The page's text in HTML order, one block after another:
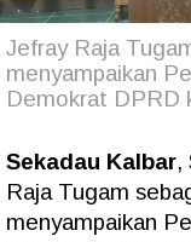
Jefray Raja
menyampaikan
Demokrat DPRD
Sekadau Kalbar,
Raja Tugam
menyampaikan